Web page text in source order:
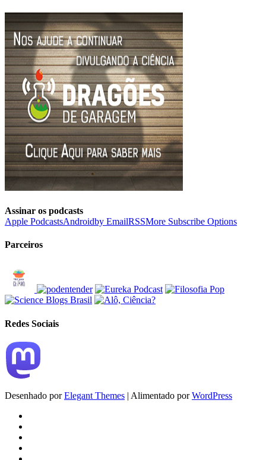
Assinar os podcasts
Apple PodcastsAndroidby EmailRSSMore Subscribe Options
Parceiros
Redes Sociais
Desenhado porElegant Themes | Alimentado porWordPress